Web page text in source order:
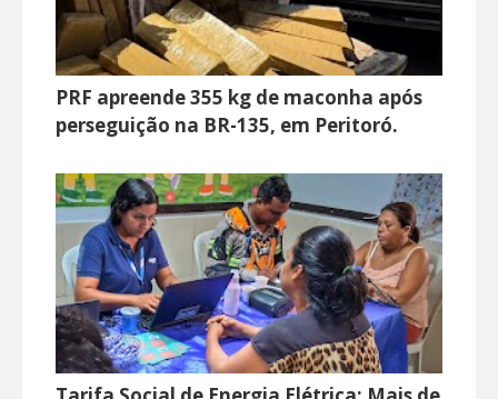
PRF apreende 355 kg de maconha após
perseguição na BR-135, em Peritoró.